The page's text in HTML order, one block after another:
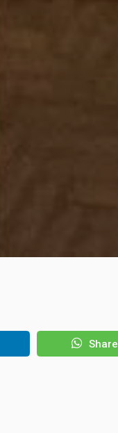
Share